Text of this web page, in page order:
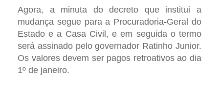
Agora, a minuta do decreto que institui a
mudança segue para a Procuradoria-Geral do
Estado e a Casa Civil, e em seguida o termo
será assinado pelo governador Ratinho Junior.
Os valores devem ser pagos retroativos ao dia
1º de janeiro.